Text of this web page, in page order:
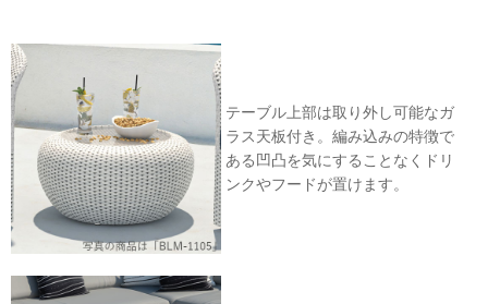
テーブル上部は取り外し可能なガ
ラス天板付き。編み込みの特徴で
ある凹凸を気にすることなくドリ
ンクやフードが置けます。